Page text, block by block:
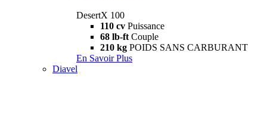
DesertX 100
110 cv Puissance
68 lb-ft Couple
210 kg POIDS SANS CARBURANT
En Savoir Plus
Diavel